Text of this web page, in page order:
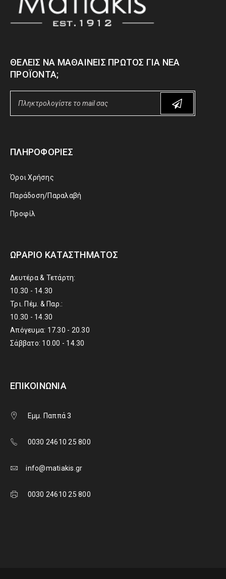
ΘΈΛΕΙΣ ΝΑ ΜΑΘΑΊΝΕΙΣ ΠΡΏΤΟΣ ΓΙΑ ΝΈΑ
ΠΡΟΪΌΝΤΑ;
ΠΛΗΡΟΦΟΡΊΕΣ
Όροι Χρήσης
Παράδοση/Παραλαβή
Προφίλ
ΩΡΆΡΙΟ ΚΑΤΑΣΤΉΜΑΤΟΣ
Δευτέρα & Τετάρτη:
10.30 - 14.30
Τρι. Πέμ. & Παρ.:
10.30 - 14.30
Απόγευμα: 17.30 - 20.30
Σάββατο: 10.00 - 14.30
ΕΠΙΚΟΙΝΩΝΊΑ
Εμμ. Παππά 3
0030 24610 25 800
info@matiakis.gr
0030 24610 25 800